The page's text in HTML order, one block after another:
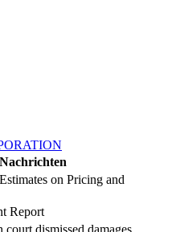
on Pricing and
Report
dismissed damages